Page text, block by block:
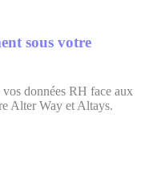
sous votre
données RH face aux
Alter Way et Altays.